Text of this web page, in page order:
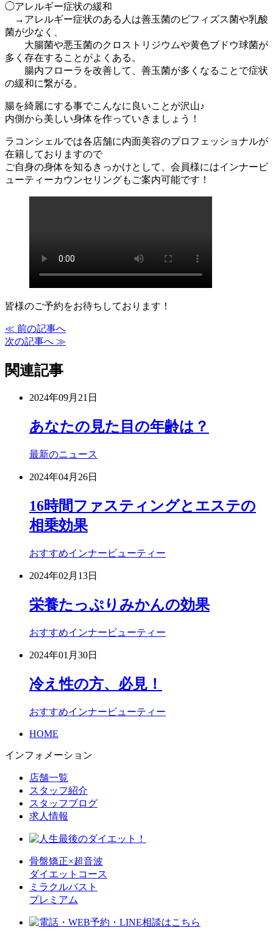
◯アレルギー症状の緩和
→アレルギー症状のある人は善玉菌のビフィズス菌や乳酸
菌が少なく、
大腸菌や悪玉菌のクロストリジウムや黄色ブドウ球菌が
多く存在することがよくある。
腸内フローラを改善して、善玉菌が多くなることで症状
の緩和に繋がる。
腸を綺麗にする事でこんなに良いことが沢山♪
内側から美しい身体を作っていきましょう！
ラコンシェルでは各店舗に内面美容のプロフェッショナルが
在籍しておりますので
ご自身の身体を知るきっかけとして、会員様にはインナービ
ューティーカウンセリングもご案内可能です！
皆様のご予約をお待ちしております！
≪ 前の記事へ
次の記事へ ≫
関連記事
2024年09月21日
あなたの見た目の年齢は？
最新のニュース
2024年04月26日
16時間ファスティングとエステの
相乗効果
おすすめインナービューティー
2024年02月13日
栄養たっぷりみかんの効果
おすすめインナービューティー
2024年01月30日
冷え性の方、必見！
おすすめインナービューティー
HOME
インフォメーション
店舗一覧
スタッフ紹介
スタッフブログ
求人情報
骨盤矯正×超音波
ダイエットコース
ミラクルバスト
プレミアム